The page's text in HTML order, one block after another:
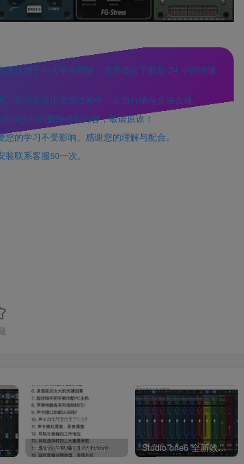
仅用于个人学习用途，使用者在下载后 24 小时内请
用户在使用资源过程中，应自行确保合法合规。
24小时内删除侵权内容，敬请原谅！
的学习不受影响。感谢您的理解与配合。
联系客服50一次。
sam机架内带四套综合效果【唱歌，男变女，应有尽有】 莱音.喵人声贴唱后期混音教程-共200集 Studio one6 全新效果包唱歌说唱有声小说变声恶搞艾肯MIDI魅声客所思创新声卡效果包看演示